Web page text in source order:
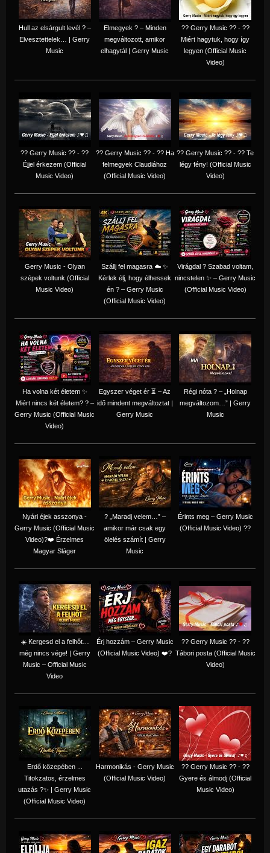
Hull az elsárgult levél ? –
Elvesztettelek… | Gerry
Music
Elmegyek ? – Minden
megváltozott, amikor
elhagytál | Gerry Music
?? Gerry Music ?? - ??
Miért hagytuk, hogy így
legyen (Official Music
Video)
?? Gerry Music ?? - ??
Éjjel érkezem (Official
Music Video)
?? Gerry Music ?? - ?? Ha
felmegyek Claudiához
(Official Music Video)
?? Gerry Music ?? - ?? Te
légy fény! (Official Music
Video)
Gerry Music - Olyan
szépek voltunk (Official
Music Video)
Szállj fel magasra ☁️ ✨
Kérlek élj, hogy élhessek
én ? – Gerry Music
(Official Music Video)
Virágdal ? Szabad voltam,
nincstelen ✨ – Gerry Music
(Official Music Video)
Ha volna két életem ✨
Miért nincs két életem? ? –
Gerry Music (Official Music
Video)
Egyszer véget ér ⏳ – Az
idő mindent megváltoztat |
Gerry Music
Régi nóta ? – „Holnap
megváltozom…” | Gerry
Music
Nyári éjek asszonya -
Gerry Music (Official Music
Video)?❤️ Érzelmes
Magyar Sláger
? „Maradj velem…” –
amikor már csak egy
ölelés számít | Gerry
Music
Érints meg – Gerry Music
(Official Music Video) ??
☀️ Kergesd el a felhőt…
még nincs vége! | Gerry
Music – Official Music
Video
Érj hozzám – Gerry Music
(Official Music Video) ❤️?
?? Gerry Music ?? - ??
Tábori posta (Official Music
Video)
Erdő közepében ...
Titokzatos, érzelmes
utazás ?✨ | Gerry Music
(Official Music Video)
Harmonikás - Gerry Music
(Official Music Video)
?? Gerry Music ?? - ??
Gyere és álmodj (Official
Music Video)